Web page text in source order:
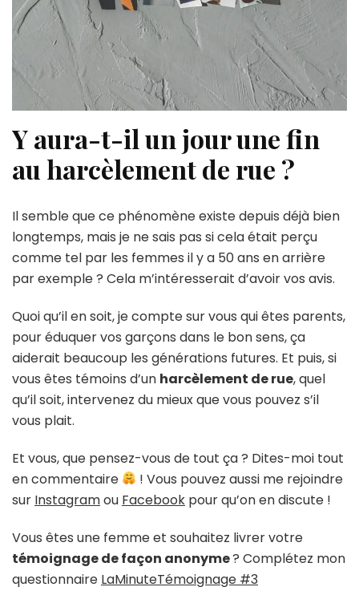
Y aura-t-il un jour une fin
au harcèlement de rue ?
Il semble que ce phénomène existe depuis déjà bien
longtemps, mais je ne sais pas si cela était perçu
comme tel par les femmes il y a 50 ans en arrière
par exemple ? Cela m’intéresserait d’avoir vos avis.
Quoi qu’il en soit, je compte sur vous qui êtes parents,
pour éduquer vos garçons dans le bon sens, ça
aiderait beaucoup les générations futures. Et puis, si
vous êtes témoins d’un harcèlement de rue, quel
qu’il soit, intervenez du mieux que vous pouvez s’il
vous plait.
Et vous, que pensez-vous de tout ça ? Dites-moi tout
en commentaire
! Vous pouvez aussi me rejoindre
sur Instagramou Facebook pour qu’on en discute !
Vous êtes une femme et souhaitez livrer votre
témoignage de façon anonyme? Complétez mon
questionnaire LaMinuteTémoignage #3